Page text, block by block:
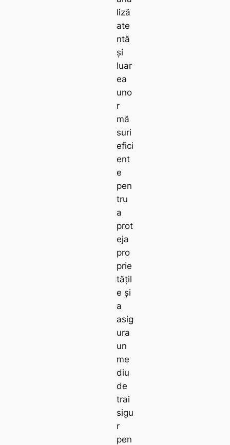
liză
ate
ntă
și
luar
ea
uno
r
mă
suri
efici
ent
e
pen
tru
a
prot
eja
pro
prie
tățil
e și
a
asig
ura
un
me
diu
de
trai
sigu
r
pen